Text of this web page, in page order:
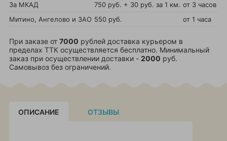
За МКАД
750 руб. + 30 руб. за 1 км. от 3 часов
Митино, Ангелово и ЗАО 550 руб. от 1 часа
При заказе от 7000 рублей доставка курьером в
пределах ТТК осуществляется бесплатно. Минимальный
заказ при осуществлении доставки - 2000 руб.
Самовывоз без ограничений.
ОПИСАНИЕ ОТЗЫВЫ